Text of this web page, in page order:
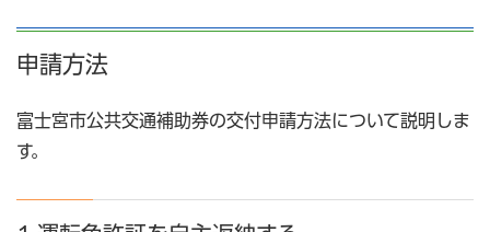
申請方法
富士宮市公共交通補助券の交付申請方法について説明しま
す。